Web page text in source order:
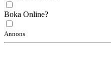
Boka Online?
Annons